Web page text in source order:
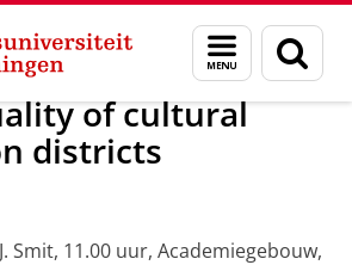
Menu
en
zoeken
Nieuws Nieuwsberichten
of cultural
districts
Smit, 11.00 uur, Academiegebouw,